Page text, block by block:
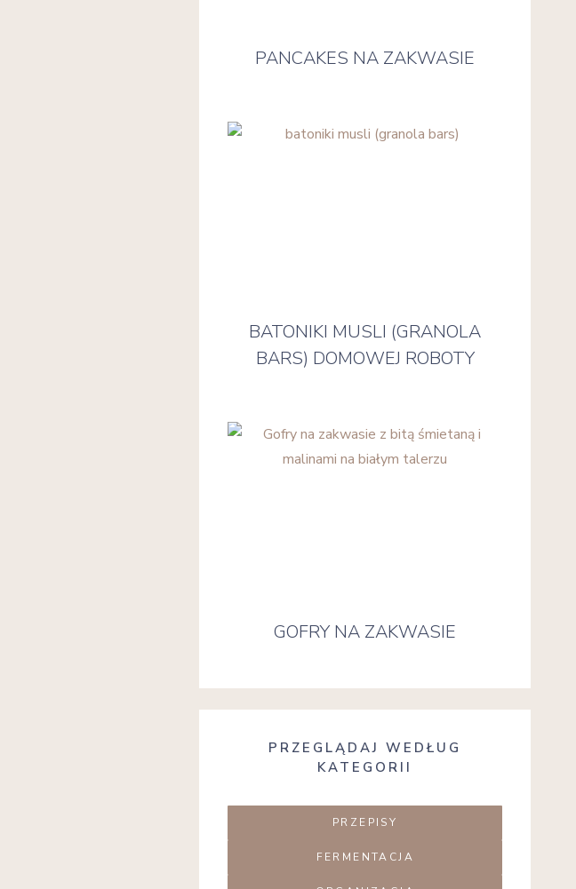
PANCAKES NA ZAKWASIE
BATONIKI MUSLI (GRANOLA
BARS) DOMOWEJ ROBOTY
GOFRY NA ZAKWASIE
PRZEGLĄDAJ WEDŁUG
KATEGORII
PRZEPISY
FERMENTACJA